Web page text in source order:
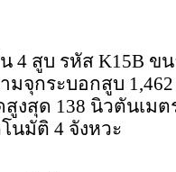
4 สูบ รหัส K15B ข
จุกระบอกสูบ
งสุด 138 นิวตันเม
นมัติ 4 จังหวะ